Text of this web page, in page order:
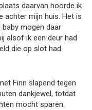
daarvan hoorde ik
achter mijn huis. Het is
mogen daar
alsof ik een deur had
die op slot had
Finn slapend tegen
dankjewel, totdat
mocht sparen.